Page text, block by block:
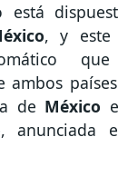
está
, y
ambos
de México
, anunciada